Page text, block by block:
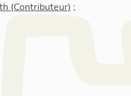
(Contributeur) ;